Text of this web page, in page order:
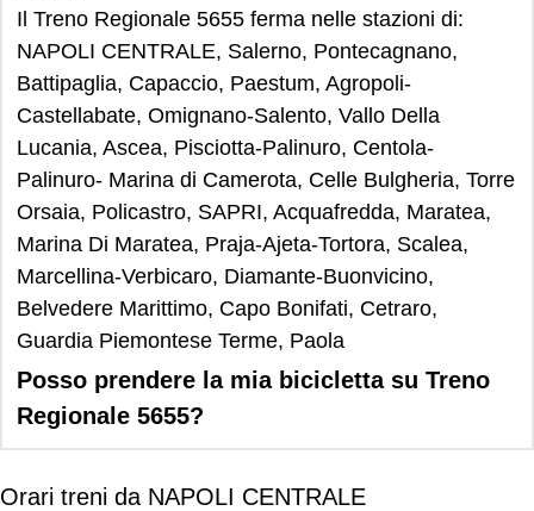
Il Treno Regionale 5655 ferma nelle stazioni di:
NAPOLI CENTRALE, Salerno, Pontecagnano,
Battipaglia, Capaccio, Paestum, Agropoli-
Castellabate, Omignano-Salento, Vallo Della
Lucania, Ascea, Pisciotta-Palinuro, Centola-
Palinuro- Marina di Camerota, Celle Bulgheria, Torre
Orsaia, Policastro, SAPRI, Acquafredda, Maratea,
Marina Di Maratea, Praja-Ajeta-Tortora, Scalea,
Marcellina-Verbicaro, Diamante-Buonvicino,
Belvedere Marittimo, Capo Bonifati, Cetraro,
Guardia Piemontese Terme, Paola
Posso prendere la mia bicicletta su Treno
Regionale 5655?
Orari treni da NAPOLI CENTRALE